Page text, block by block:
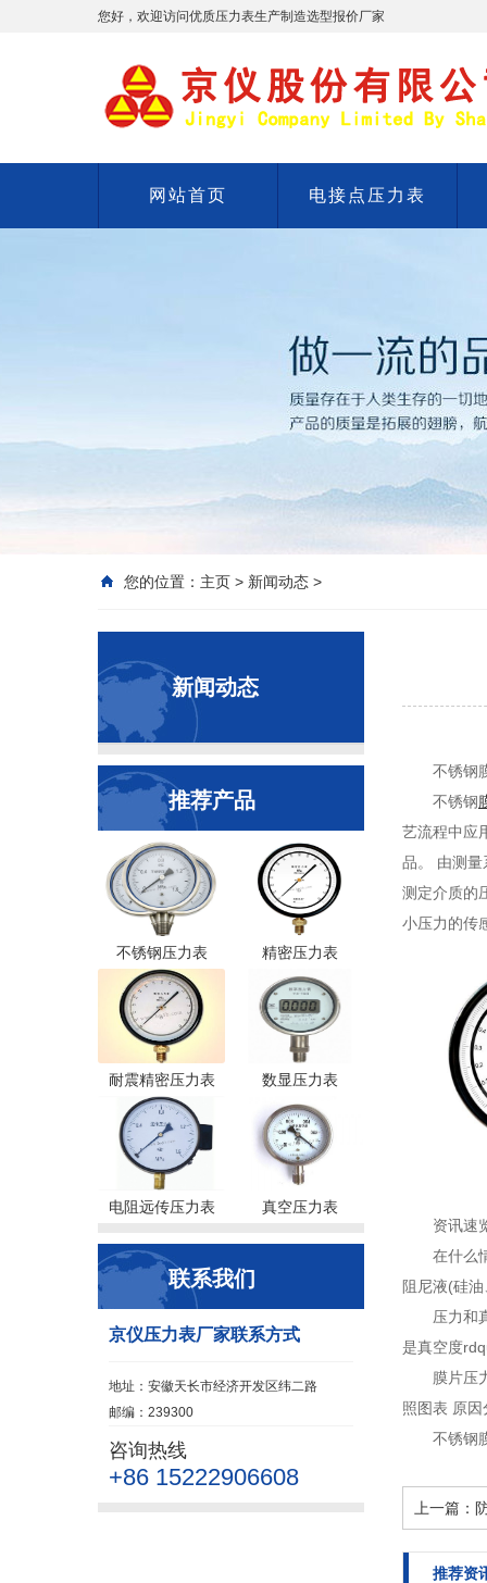
您好，欢迎访问优质压力表生产制造选型报价厂家
网站首页 电接点压力表
您的位置： 主页 > 新闻动态 >
新闻动态
推荐产品
不锈钢压力表 精密压力表
耐震精密压力表 数显压力表
电阻远传压力表 真空压力表
联系我们
京仪压力表厂家联系方式
地址：安徽天长市经济开发区纬二路
邮编：239300
咨询热线
+86 15222906608
不锈钢
不锈钢
艺流程中应
品。 由测
测定介质的
小压力的传
资讯速
在什么
阻尼液(硅
压力和
是真空度
膜片压
照图表 原
不锈钢
上一篇：
推荐资